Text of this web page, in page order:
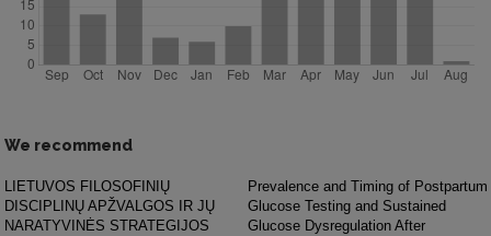
We recommend
LIETUVOS FILOSOFINIŲ
DISCIPLINŲ APŽVALGOS IR JŲ
NARATYVINĖS STRATEGIJOS
Prevalence and Timing of Postpartum
Glucose Testing and Sustained
Glucose Dysregulation After